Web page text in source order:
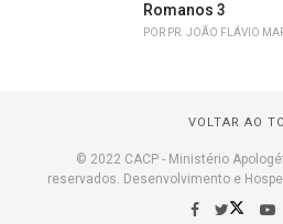
Romanos 3
POR PR. JOÃO FLÁVIO
VOLTAR AO
© 2022 CACP - Ministério
reservados. Desenvolvimento e